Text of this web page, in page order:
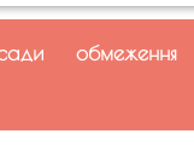
обмеження